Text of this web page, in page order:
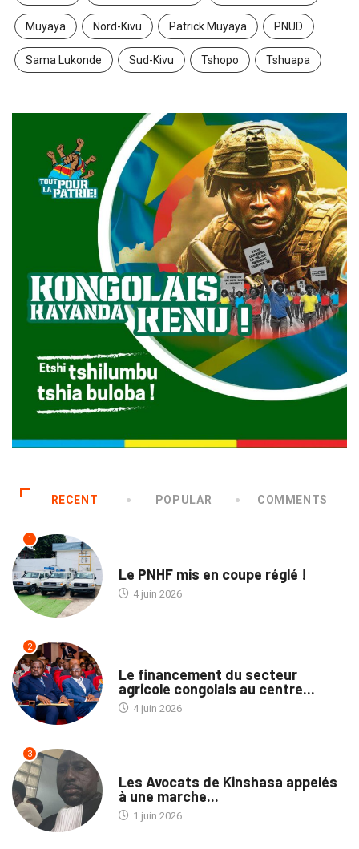
Muyaya Nord-Kivu Patrick Muyaya PNUD
Sama Lukonde Sud-Kivu Tshopo Tshuapa
RECENT POPULAR COMMENTS
1
Le PNHF mis en coupe réglé !
4 juin 2026
2
Le financement du secteur
agricole congolais au centre...
4 juin 2026
3
Les Avocats de Kinshasa appelés
à une marche...
1 juin 2026